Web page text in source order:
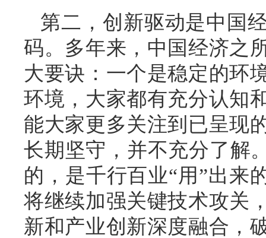
第二，创新驱动是中国
码。多年来，中国经济之
大要诀：一个是稳定的环
环境，大家都有充分认知
能大家更多关注到已呈现
长期坚守，并不充分了解
的，是千行百业“用”出来
将继续加强关键技术攻关
新和产业创新深度融合，